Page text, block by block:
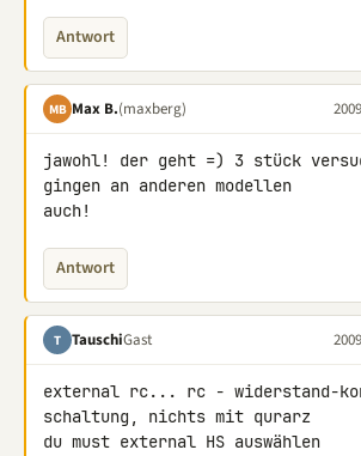
Antwort
MB Max B.(maxberg)
jawohl! der geht =) 3 stück
gingen an anderen modellen
auch!
Antwort
T TauschiGast
external rc... rc - widerstand-
schaltung, nichts mit qurarz
du must external HS auswählen